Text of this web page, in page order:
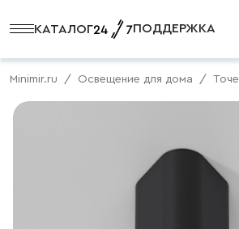
КАТАЛОГ ПОДДЕРЖКА
Minimir.ru Освещение для дома